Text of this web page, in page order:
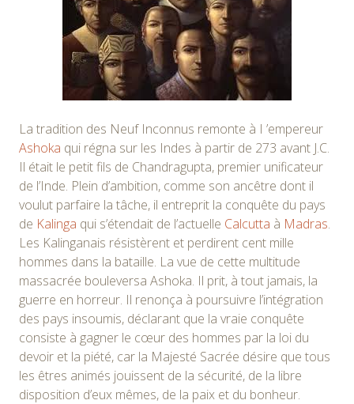
La tradition des Neuf Inconnus remonte à I ’empereur
Ashoka qui régna sur les Indes à partir de 273 avant J.C.
Il était le petit fils de Chandragupta, premier unificateur
de l’Inde. Plein d’ambition, comme son ancêtre dont il
voulut parfaire la tâche, il entreprit la conquête du pays
de Kalinga qui s’étendait de l’actuelle Calcutta à Madras.
Les Kalinganais résistèrent et perdirent cent mille
hommes dans la bataille. La vue de cette multitude
massacrée bouleversa Ashoka. Il prit, à tout jamais, la
guerre en horreur. Il renonça à poursuivre l’intégration
des pays insoumis, déclarant que la vraie conquête
consiste à gagner le cœur des hommes par la loi du
devoir et la piété, car la Majesté Sacrée désire que tous
les êtres animés jouissent de la sécurité, de la libre
disposition d’eux mêmes, de la paix et du bonheur.